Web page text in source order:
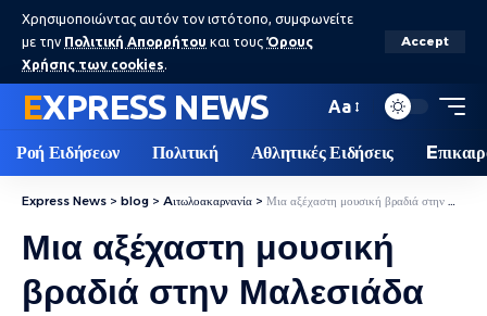
Χρησιμοποιώντας αυτόν τον ιστότοπο, συμφωνείτε
με την Πολιτική Απορρήτου και τους Όρους
Χρήσης των cookies.
Accept
EXPRESS NEWS Aa
Ροή Ειδήσεων Πολιτική Αθλητικές Ειδήσεις
Express News > blog > Aιτωλοακαρνανία > Μια αξέχαστη μουσική βραδιά στην Μαλεσιάδα Αιτωλοακαρνανίας (φωτο)
Μια αξέχαστη μουσική
βραδιά στην Μαλεσιάδα